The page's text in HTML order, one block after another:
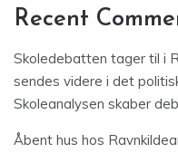
Recent
Skoledebatten tager til i
sendes videre i det
Skoleanalysen skaber
Åbent hus hos